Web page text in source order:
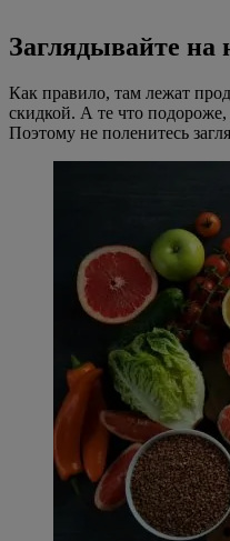
Заглядывайте на
Как правило, там лежат
скидкой. А те что подороже,
Поэтому не поленитесь